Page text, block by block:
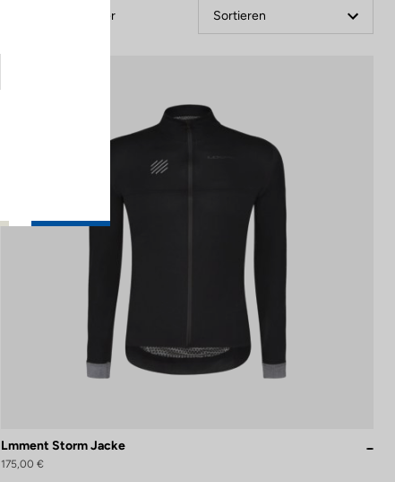
Filter Sortieren
Lmment Storm Jacke
175,00 €